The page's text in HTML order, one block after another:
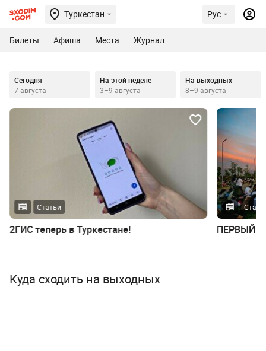
Туркестан Рус
Билеты Афиша Места Журнал
Сегодня
7 августа
На этой неделе
3–9 августа
На выходных
8–9 августа
Статьи
2ГИС теперь в Туркестане! ПЕРВЫЙ
Куда сходить на выходных